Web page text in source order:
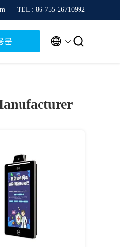
TEL : 86-755-26710992
문  